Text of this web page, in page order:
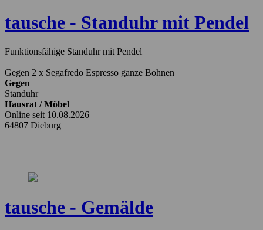
tausche - Standuhr mit Pendel
Funktionsfähige Standuhr mit Pendel
Gegen 2 x Segafredo Espresso ganze Bohnen
Gegen
Standuhr
Hausrat / Möbel
Online seit 10.08.2026
64807 Dieburg
tausche - Gemälde